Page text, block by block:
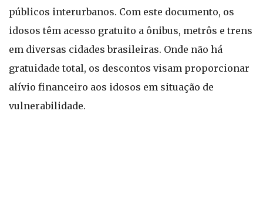
públicos interurbanos. Com este documento, os
idosos têm acesso gratuito a ônibus, metrôs e trens
em diversas cidades brasileiras. Onde não há
gratuidade total, os descontos visam proporcionar
alívio financeiro aos idosos em situação de
vulnerabilidade.